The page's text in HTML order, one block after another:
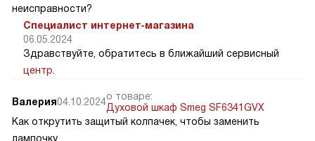
неисправности?
Специалист интернет-магазина
06.05.2024
Здравствуйте, обратитесь в ближайший сервисный
центр
Валерия04.10.2024о товаре:
Духовой шкаф Smeg SF6341GVX
Как открутить защитый колпачек, чтобы заменить
лампочку